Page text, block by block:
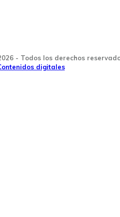
- Todos los derechos
digitales